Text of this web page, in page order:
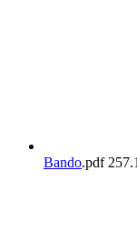
Bando.pdf